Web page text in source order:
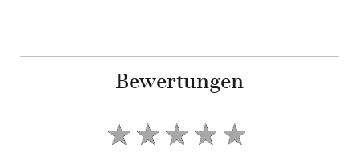
Bewertungen